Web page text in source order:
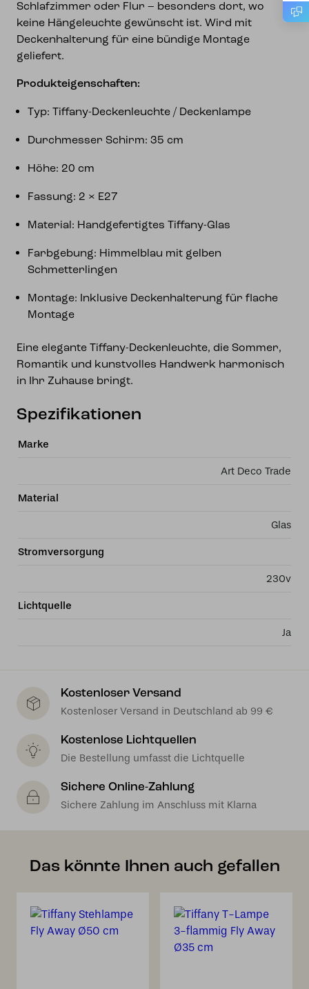
Schlafzimmer oder Flur – besonders dort, wo
keine Hängeleuchte gewünscht ist. Wird mit
Deckenhalterung für eine bündige Montage
geliefert.
Produkteigenschaften:
Typ: Tiffany-Deckenleuchte / Deckenlampe
Durchmesser Schirm: 35 cm
Höhe: 20 cm
Fassung: 2 × E27
Material: Handgefertigtes Tiffany-Glas
Farbgebung: Himmelblau mit gelben
Schmetterlingen
Montage: Inklusive Deckenhalterung für flache
Montage
Eine elegante Tiffany-Deckenleuchte, die Sommer,
Romantik und kunstvolles Handwerk harmonisch
in Ihr Zuhause bringt.
Spezifikationen
Marke
Art Deco Trade
Material
Glas
Stromversorgung
230v
Lichtquelle
Ja
Kostenloser Versand
Kostenloser Versand in Deutschland ab 99 €
Kostenlose Lichtquellen
Die Bestellung umfasst die Lichtquelle
Sichere Online-Zahlung
Sichere Zahlung im Anschluss mit Klarna
Das könnte Ihnen auch gefallen